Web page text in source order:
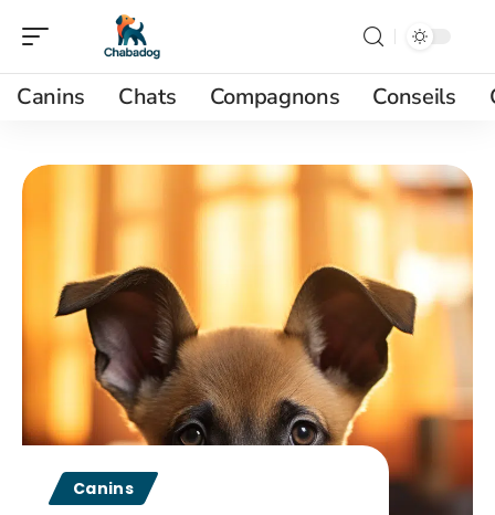
Canins Chats Compagnons Conseils
Canins